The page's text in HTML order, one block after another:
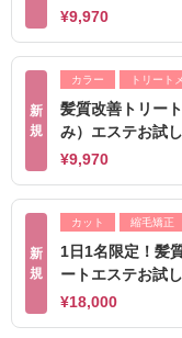
¥9,970
新
規
カラー トリート
髪質改善トリー
み）エステお試
¥9,970
新
規
カット 縮毛矯正
1日1名限定！髪
ートエステお試
¥18,000